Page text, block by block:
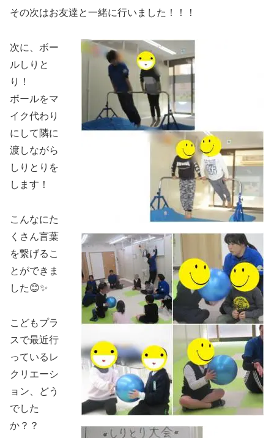
その次はお友達と一緒に行いました！！！
次に、ボー
ルしりと
り！
ボールをマ
イク代わり
にして隣に
渡しながら
しりとりを
します！
こんなにた
くさん言葉
を繋げるこ
とができま
した😊✨
こどもプラ
スで最近行
っているレ
クリエーシ
ョン、どう
でした
か？？